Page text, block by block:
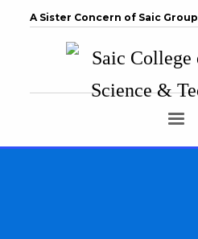
A Sister Concern of Saic Group